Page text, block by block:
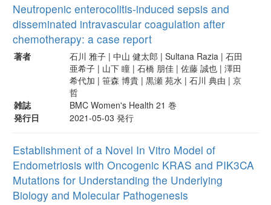
Neutropenic enterocolitis-induced sepsis and
disseminated intravascular coagulation after
chemotherapy: a case report
著者
石川 雅子 | 中山 健太郎 | Sultana Razia | 石田
亜希子 | 山下 瞳 | 石橋 朋佳 | 佐藤 誠也 | 澤田
希代加 | 笹森 博貴 | 黒瀬 苑水 | 石川 典由 | 京
哲
雑誌
BMC Women's Health 21 巻
発行日
2021-05-03 発行
Establishment of a Novel In Vitro Model of
Endometriosis with Oncogenic KRAS and PIK3CA
Mutations for Understanding the Underlying
Biology and Molecular Pathogenesis